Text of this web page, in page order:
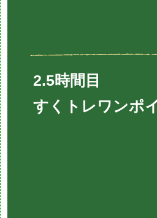
2.5時間目
すくトレワンポ